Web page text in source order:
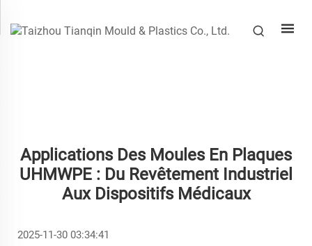
Applications Des Moules En Plaques
UHMWPE : Du Revêtement Industriel
Aux Dispositifs Médicaux
2025-11-30 03:34:41